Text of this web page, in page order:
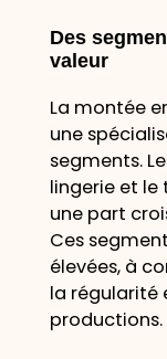
Des
valeur
La montée
une
segments.
lingerie et
une part
Ces
élevées, à
la régularité
productions.